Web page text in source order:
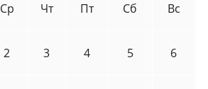
Ср Чт Пт Сб Вс
2 3 4 5 6